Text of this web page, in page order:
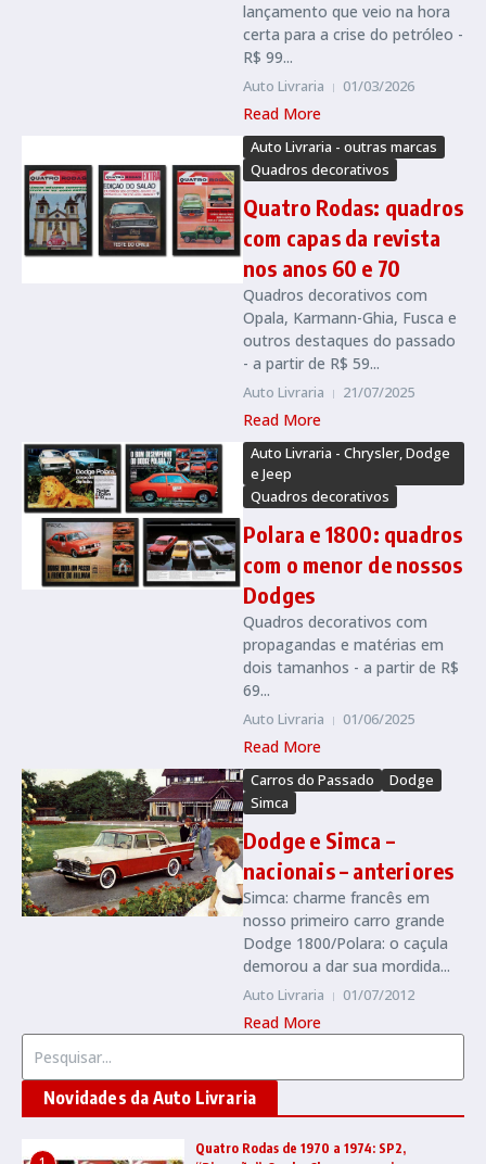
lançamento que veio na hora
certa para a crise do petróleo -
R$ 99...
Auto Livraria 01/03/2026
Read More
Auto Livraria - outras marcas
Quadros decorativos
Quatro Rodas: quadros
com capas da revista
nos anos 60 e 70
Quadros decorativos com
Opala, Karmann-Ghia, Fusca e
outros destaques do passado
- a partir de R$ 59...
Auto Livraria 21/07/2025
Read More
Auto Livraria - Chrysler, Dodge
e Jeep
Quadros decorativos
Polara e 1800: quadros
com o menor de nossos
Dodges
Quadros decorativos com
propagandas e matérias em
dois tamanhos - a partir de R$
69...
Auto Livraria 01/06/2025
Read More
Carros do Passado
Dodge
Simca
Dodge e Simca –
nacionais – anteriores
Simca: charme francês em
nosso primeiro carro grande
Dodge 1800/Polara: o caçula
demorou a dar sua mordida...
Auto Livraria 01/07/2012
Read More
Novidades da Auto Livraria
Quatro Rodas de 1970 a 1974: SP2,